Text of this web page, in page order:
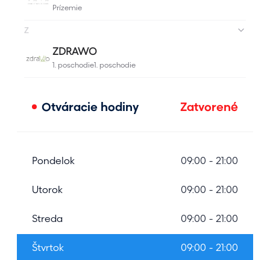
Otváracie hodiny Zatvorené
Pondelok 09:00 - 21:00
Utorok 09:00 - 21:00
Streda 09:00 - 21:00
Štvrtok 09:00 - 21:00